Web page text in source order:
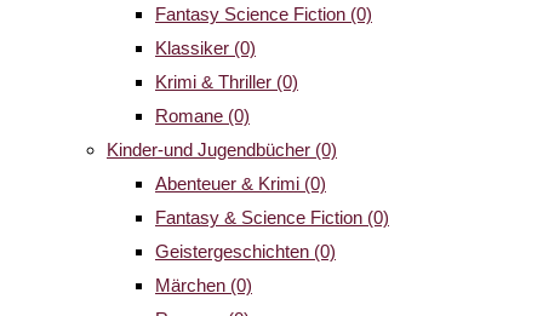
Fantasy Science Fiction (0)
Klassiker (0)
Krimi & Thriller (0)
Romane (0)
Kinder-und Jugendbücher (0)
Abenteuer & Krimi (0)
Fantasy & Science Fiction (0)
Geistergeschichten (0)
Märchen (0)